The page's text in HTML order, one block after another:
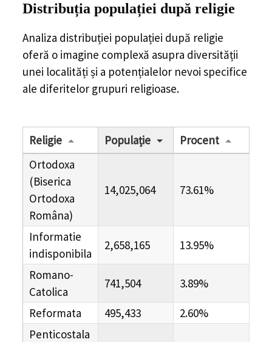
Distribuția populației după religie
Analiza distribuției populației după religie
oferă o imagine complexă asupra diversității
unei localități și a potențialelor nevoi specifice
ale diferitelor grupuri religioase.
Religie Populație
Procent
Ortodoxa
(Biserica
Ortodoxa
Româna)
14,025,064 73.61%
Informatie
indisponibila
2,658,165 13.95%
Romano-
Catolica
741,504 3.89%
Reformata 495,433
2.60%
Penticostala